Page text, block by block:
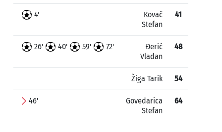
4'
Kovač
Stefan
41
26' 40' 59' 72'
Đerić
Vladan
48
Žiga Tarik 54
46'
Govedarica
Stefan
64